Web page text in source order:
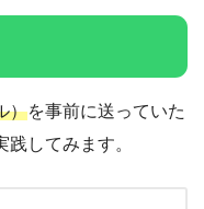
）を事前に送っていた
してみます。